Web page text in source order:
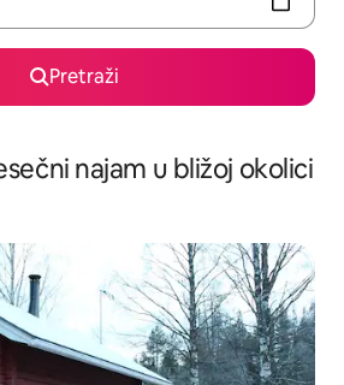
Pretraži
najam u bližoj okolici
s oznakom „Odabrali gosti”